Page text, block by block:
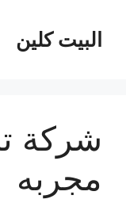
المحتوىالبيت كلين
شركة
مجربه